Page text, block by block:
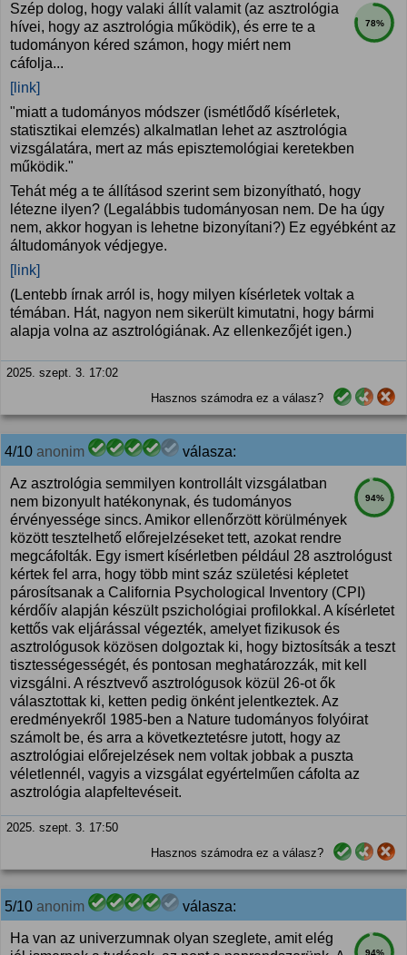
78%
Szép dolog, hogy valaki állít valamit (az asztrológia
hívei, hogy az asztrológia működik), és erre te a
tudományon kéred számon, hogy miért nem
cáfolja...
[link]
"miatt a tudományos módszer (ismétlődő kísérletek,
statisztikai elemzés) alkalmatlan lehet az asztrológia
vizsgálatára, mert az más episztemológiai keretekben
működik."
Tehát még a te állításod szerint sem bizonyítható, hogy
létezne ilyen? (Legalábbis tudományosan nem. De ha úgy
nem, akkor hogyan is lehetne bizonyítani?) Ez egyébként az
áltudományok védjegye.
[link]
(Lentebb írnak arról is, hogy milyen kísérletek voltak a
témában. Hát, nagyon nem sikerült kimutatni, hogy bármi
alapja volna az asztrológiának. Az ellenkezőjét igen.)
2025. szept. 3. 17:02
Hasznos számodra ez a válasz?
4/10 anonim válasza:
94%
Az asztrológia semmilyen kontrollált vizsgálatban
nem bizonyult hatékonynak, és tudományos
érvényessége sincs. Amikor ellenőrzött körülmények
között tesztelhető előrejelzéseket tett, azokat rendre
megcáfolták. Egy ismert kísérletben például 28 asztrológust
kértek fel arra, hogy több mint száz születési képletet
párosítsanak a California Psychological Inventory (CPI)
kérdőív alapján készült pszichológiai profilokkal. A kísérletet
kettős vak eljárással végezték, amelyet fizikusok és
asztrológusok közösen dolgoztak ki, hogy biztosítsák a teszt
tisztességességét, és pontosan meghatározzák, mit kell
vizsgálni. A résztvevő asztrológusok közül 26-ot ők
választottak ki, ketten pedig önként jelentkeztek. Az
eredményekről 1985-ben a Nature tudományos folyóirat
számolt be, és arra a következtetésre jutott, hogy az
asztrológiai előrejelzések nem voltak jobbak a puszta
véletlennél, vagyis a vizsgálat egyértelműen cáfolta az
asztrológia alapfeltevéseit.
2025. szept. 3. 17:50
Hasznos számodra ez a válasz?
5/10 anonim válasza:
94%
Ha van az univerzumnak olyan szeglete, amit elég